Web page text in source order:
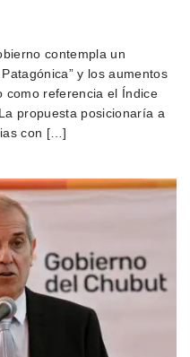
contempla un
y los aumentos
como referencia el Índice
propuesta posicionaría a
con […]